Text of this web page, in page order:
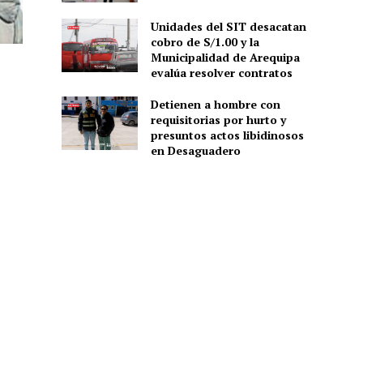
Unidades del SIT desacatan
cobro de S/1.00 y la
Municipalidad de Arequipa
evalúa resolver contratos
Detienen a hombre con
requisitorias por hurto y
presuntos actos libidinosos
en Desaguadero